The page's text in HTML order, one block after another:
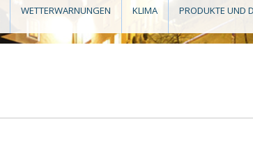
WETTERWARNUNGEN KLIMA PRODUKTE UND